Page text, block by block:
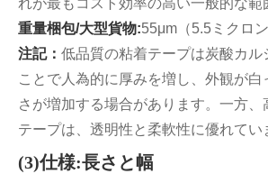
重量梱包/大型貨物:55μm（5.5ミクロン
注記： 低品質の粘着テープは炭酸カル
ことで人為的に厚みを増し、外観が白
さが増加する場合があります。一方
テープは、透明性と柔軟性に優れてい
(3)仕様:長さと幅